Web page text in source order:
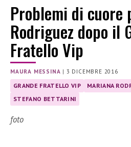
Problemi di cuore
Rodriguez dopo il
Fratello Vip
MAURA MESSINA | 3 DICEMBRE 2016
GRANDE FRATELLO VIP
MARIANA
STEFANO BETTARINI
foto